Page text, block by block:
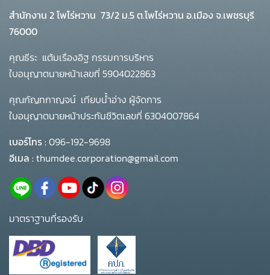
สำนักงาน 2 โพโร่หวาน 73/2 ม.5 ต.โพไร่หวาน อ.เมือง จ.เพชรบุรี
76000
คุณธีระ แต้มเรืองอิฐ กรรมการบริหาร
ใบอนุญาตนายหน้าเลขที่ 5904022863
คุณกัญทกาญจน์ เทียบน้ำอ่าง ผู้จัดการ
ใบอนุญาตนายหน้าประกันชีวิตเลขที่ 6304007864
เบอร์โทร :096-192-9698
อีเมล :thumdee.corporation@gmail.com
มาตราฐานที่รองรับ